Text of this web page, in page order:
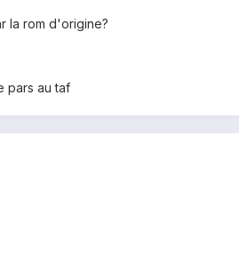
la rom d'origine?
pars au taf